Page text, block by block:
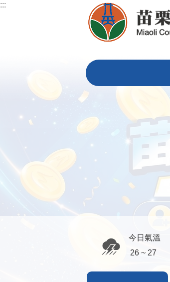
跳到主要內容區塊
:::
今日氣溫
26 ~ 27